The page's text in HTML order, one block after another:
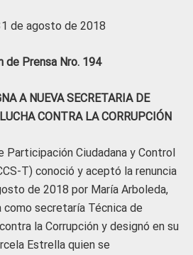
de agosto de 2018
de Prensa Nro. 194
A NUEVA SECRETARIA DE
CONTRA LA CORRUPCIÓN
Participación Ciudadana y Control
T) conoció y aceptó la renuncia
de 2018 por María Arboleda,
como secretaría Técnica de
la Corrupción y designó en su
Estrella quien se